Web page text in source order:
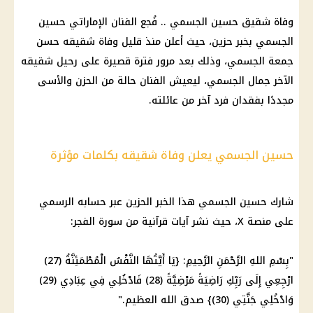
وفاة شقيق حسين الجسمي .. فُجع الفنان الإماراتي حسين
الجسمي بخبر حزين، حيث أعلن منذ قليل وفاة شقيقه حسن
جمعة الجسمي، وذلك بعد مرور فترة قصيرة على رحيل شقيقه
الآخر جمال الجسمي، ليعيش الفنان حالة من الحزن والأسى
مجددًا بفقدان فرد آخر من عائلته.
حسين الجسمي يعلن وفاة شقيقه بكلمات مؤثرة
شارك حسين الجسمي هذا الخبر الحزين عبر حسابه الرسمي
على منصة X، حيث نشر آيات قرآنية من سورة الفجر:
"بِسْمِ اللهِ الرَّحْمَنِ الرَّحِيمِ: {يَا أَيَّتُهَا النَّفْسُ الْمُطْمَئِنَّةُ (27)
ارْجِعِي إِلَى رَبِّكِ رَاضِيَةً مَرْضِيَّةً (28) فَادْخُلِي فِي عِبَادِي (29)
وَادْخُلِي جَنَّتِي (30)} صدق الله العظيم."